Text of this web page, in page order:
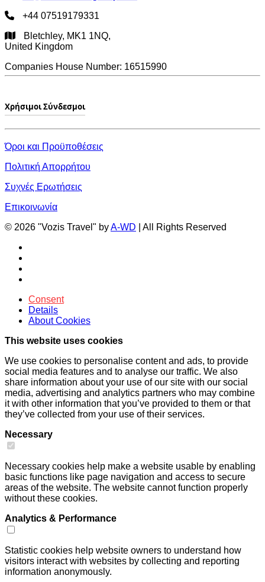
+44 07519179331
Bletchley, MK1 1NQ,
United Kingdom
Companies House Number: 16515990
Χρήσιμοι Σύνδεσμοι
Όροι και Προϋποθέσεις
Πολιτική Απορρήτου
Συχνές Ερωτήσεις
Επικοινωνία
© 2026 "Vozis Travel" byA-WD | All Rights Reserved
Consent
Details
AboutCookies
This website uses cookies
We use cookies to personalise content and ads, to provide
social media features and to analyse our traffic. We also
share information about your use of our site with our social
media, advertising and analytics partners who may combine
it with other information that you’ve provided to them or that
they’ve collected from your use of their services.
Necessary
Necessary cookies help make a website usable by enabling
basic functions like page navigation and access to secure
areas of the website. The website cannot function properly
without these cookies.
Analytics & Performance
Statistic cookies help website owners to understand how
visitors interact with websites by collecting and reporting
information anonymously.